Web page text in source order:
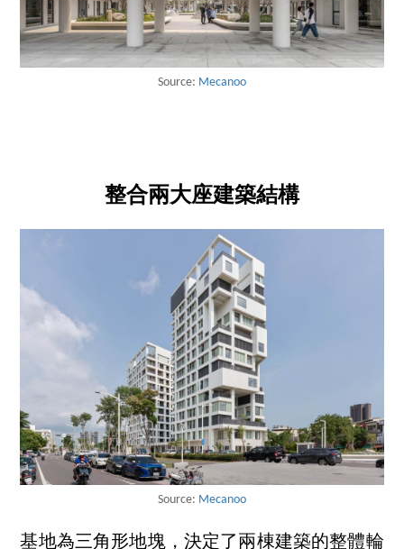
Source: Mecanoo
整合兩大座建築結構
Source: Mecanoo
基地為三角形地塊，決定了兩棟建築的整體輪